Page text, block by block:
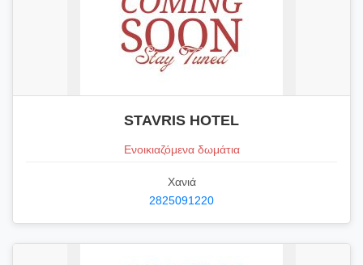
STAVRIS HOTEL
Ενοικιαζόμενα δωμάτια
Χανιά
2825091220